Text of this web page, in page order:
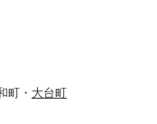
町・ 大台町